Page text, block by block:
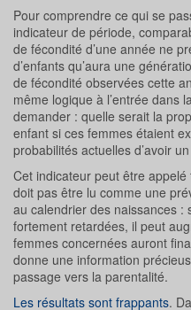
Pour comprendre ce qui se
indicateur de période,
de fécondité d’une année ne
d’enfants qu’aura une
de fécondité observées cette
même logique à l’entrée dans
demander : quelle serait la
enfant si ces femmes étaient
probabilités actuelles d’avoir
Cet indicateur peut être
doit pas être lu comme une
au calendrier des naissances :
fortement retardées, il peut
femmes concernées auront
donne une information
passage vers la parentalité.
Les résultats sont frappants.